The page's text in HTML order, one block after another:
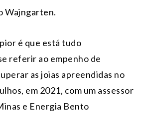
Wajngarten.
é que está tudo
referir ao empenho de
as joias apreendidas no
em 2021, com um assessor
e Energia Bento